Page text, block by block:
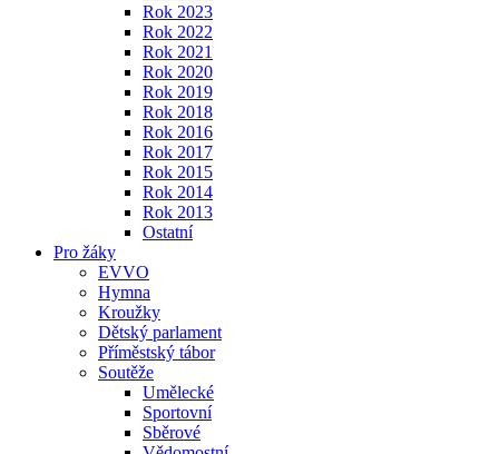
Rok 2023
Rok 2022
Rok 2021
Rok 2020
Rok 2019
Rok 2018
Rok 2016
Rok 2017
Rok 2015
Rok 2014
Rok 2013
Ostatní
Pro žáky
EVVO
Hymna
Kroužky
Dětský parlament
Příměstský tábor
Soutěže
Umělecké
Sportovní
Sběrové